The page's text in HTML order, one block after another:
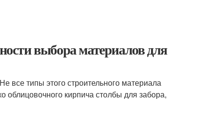
выбора материалов для
все типы этого строительного материала
облицовочного кирпича столбы для забора,